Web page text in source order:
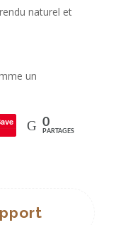
naturel et
un
0
PARTAGES